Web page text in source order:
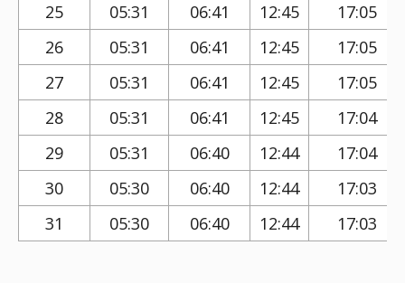
25 05:31 06:41 12:45
17:05
26
05:31 06:41 12:45
17:05
27
05:31 06:41 12:45
17:05
28
05:31 06:41 12:45
17:04
29
05:31 06:40 12:44
17:04
30
05:30 06:40 12:44
17:03
31
05:30 06:40 12:44 17:03